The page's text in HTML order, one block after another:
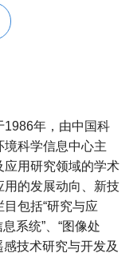
1986年，由中国科
科学信息中心主
应用研究领域的学术
用的发展动向、新技
包括“研究与应
息系统”、“图像处
感技术研究与开发及